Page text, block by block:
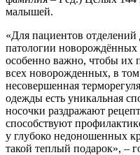
малышей.
«Для пациентов
патологии
особенно важно, чтобы их
всех новорожденных, в
несовершенная
одежды есть уникальная
носочки раздражают
способствуют
у глубоко недоношенных
такой теплый подарок», –